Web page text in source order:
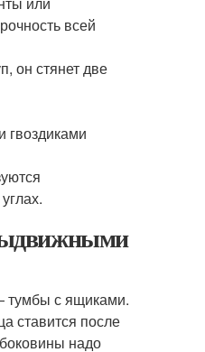
всей
он стянет две
гвоздиками
тумбы с ящиками.
ставится после
надо